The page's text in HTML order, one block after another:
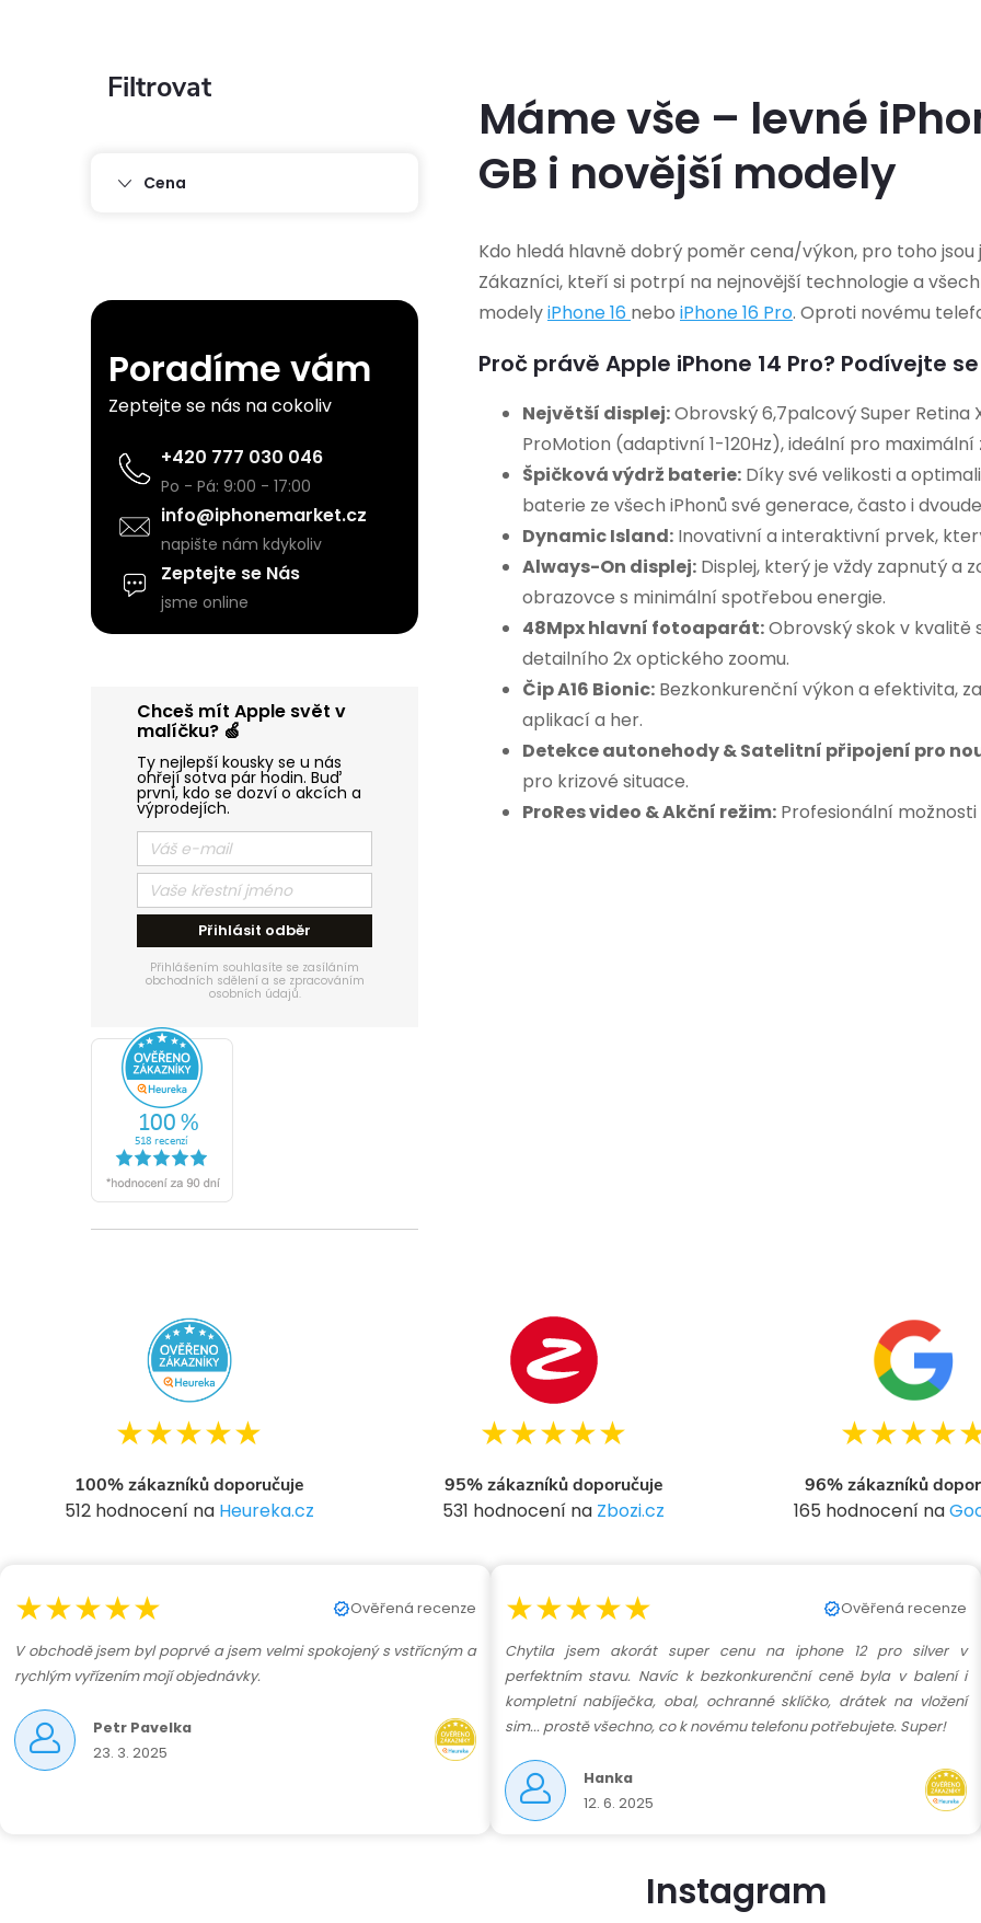
P
r
a
n
a
Cena
Poradíme vám
Zeptejte se nás na cokoliv
+420 777 030 046
Po - Pá: 9:00 - 17:00
info@iphonemarket.cz
napište nám kdykoliv
Zeptejte se Nás
jsme online
Chceš mít Apple svět v
malíčku? 🍏
Ty nejlepší kousky se u nás
ohřejí sotva pár hodin. Buď
první, kdo se dozví o akcích a
výprodejích.
Přihlásit odběr
Přihlášením souhlasíte se zasíláním
obchodních sdělení a se zpracováním
osobních údajů.
Máme vše – levné
GB i novější modely
Kdo hledá hlavně dobrý poměr cena/výkon, pro toho jsou
Zákazníci, kteří si potrpí na nejnovější technologie a
modelyiPhone 16 nebo iPhone 16 Pro. Oproti novému
Proč právě Apple iPhone 14 Pro? Podívejte
Největší displej:Obrovský 6,7palcový Super Retina
ProMotion (adaptivní 1-120Hz), ideální pro
Špičková výdrž baterie: Díky své velikosti a
baterie ze všech iPhonů své generace, často i
Dynamic Island: Inovativní a interaktivní prvek,
Always-On displej: Displej, který je vždy zapnutý a
obrazovce s minimální spotřebou energie.
48Mpx hlavní fotoaparát:Obrovský skok v kvalitě
detailního 2x optického zoomu.
Čip A16 Bionic: Bezkonkurenční výkon a efektivita,
aplikací a her.
Detekce autonehody & Satelitní připojení pro
pro krizové situace.
ProRes video & Akční režim: Profesionální
★★★★★
100% zákazníků doporučuje
512 hodnocení na Heureka.cz
★★★★★
95% zákazníků doporučuje
531 hodnocení na Zbozi.cz
96% zákazníků
165 hodnocení na
★★★★★ Ověřená recenze
V obchodě jsem byl poprvé a jsem velmi spokojený s vstřícným a
rychlým vyřízením mojí objednávky.
Petr Pavelka
23. 3. 2025
★★★★★ Ověřená recenze
Chytila jsem akorát super cenu na iphone 12 pro silver v
perfektním stavu. Navíc k bezkonkurenční ceně byla v balení i
kompletní nabíječka, obal, ochranné sklíčko, drátek na vložení
sim... prostě všechno, co k novému telefonu potřebujete. Super!
Hanka
12. 6. 2025
Instagram